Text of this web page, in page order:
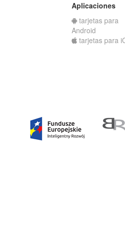
Aplicaciones
tarjetas para
Android
tarjetas para